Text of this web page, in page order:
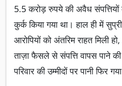
5.5 करोड़ रुपये की अवैध संपत्तियों
कुर्क किया गया था। हाल ही में
आरोपियों को अंतरिम राहत मिली
ताज़ा फैसले से संपत्ति वापस पाने
परिवार की उम्मीदों पर पानी फिर